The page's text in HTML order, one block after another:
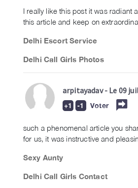
I really like this post it was radiant
this article and keep on
Delhi Escort Service
Delhi Call Girls Photos
arpitayadav- Le 09
Voter
such a phenomenal article you
for us, it was instructive and
Sexy Aunty
Delhi Call Girls Contact